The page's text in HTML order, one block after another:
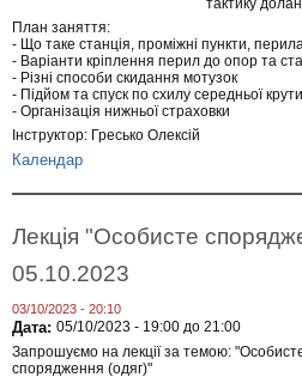
тактику
План заняття:
- Що таке станція, проміжні пункти,
- Варіанти кріплення перил до опор та
- Різні способи скидання мотузок
- Підйом та спуск по схилу середньої
- Організація нижньої страховки
Інструктор: Гресько Олексій
Календар
Лекція "Особисте
05.10.2023
03/10/2023 - 20:10
Дата: 05/10/2023 - 19:00 до 21:00
Запрошуємо на лекції за темою:
спорядження (одяг)"